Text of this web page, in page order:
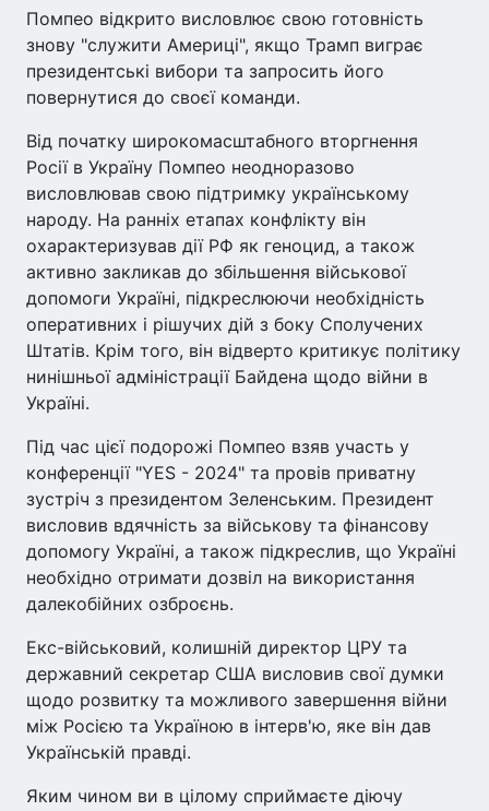
Помпео відкрито висловлює свою готовність
знову "служити Америці", якщо Трамп виграє
президентські вибори та запросить його
повернутися до своєї команди.
Від початку широкомасштабного вторгнення
Росії в Україну Помпео неодноразово
висловлював свою підтримку українському
народу. На ранніх етапах конфлікту він
охарактеризував дії РФ як геноцид, а також
активно закликав до збільшення військової
допомоги Україні, підкреслюючи необхідність
оперативних і рішучих дій з боку Сполучених
Штатів. Крім того, він відверто критикує політику
нинішньої адміністрації Байдена щодо війни в
Україні.
Під час цієї подорожі Помпео взяв участь у
конференції "YES - 2024" та провів приватну
зустріч з президентом Зеленським. Президент
висловив вдячність за військову та фінансову
допомогу Україні, а також підкреслив, що Україні
необхідно отримати дозвіл на використання
далекобійних озброєнь.
Екс-військовий, колишній директор ЦРУ та
державний секретар США висловив свої думки
щодо розвитку та можливого завершення війни
між Росією та Україною в інтерв'ю, яке він дав
Українській правді.
Яким чином ви в цілому сприймаєте діючу